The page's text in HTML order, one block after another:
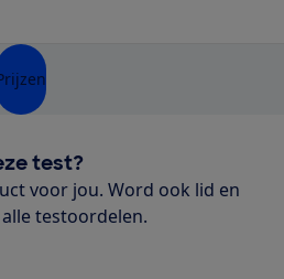
test?
voor jou. Word ook lid en
testoordelen.